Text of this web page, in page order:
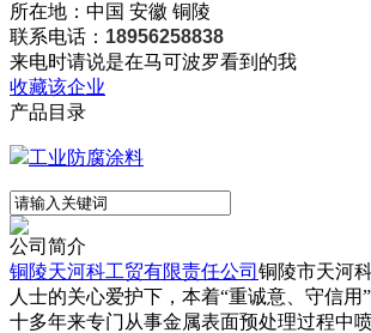
所在地：中国 安徽 铜陵
联系电话： 18956258838
来电时请说是在马可波罗看到的我
收藏该企业
产品目录
工业防腐涂料
公司简介
铜陵天河科工贸有限责任公司 铜陵市天河
人士的关心爱护下，本着“重诚意、守信
十多年来专门从事金属表面预处理过程中